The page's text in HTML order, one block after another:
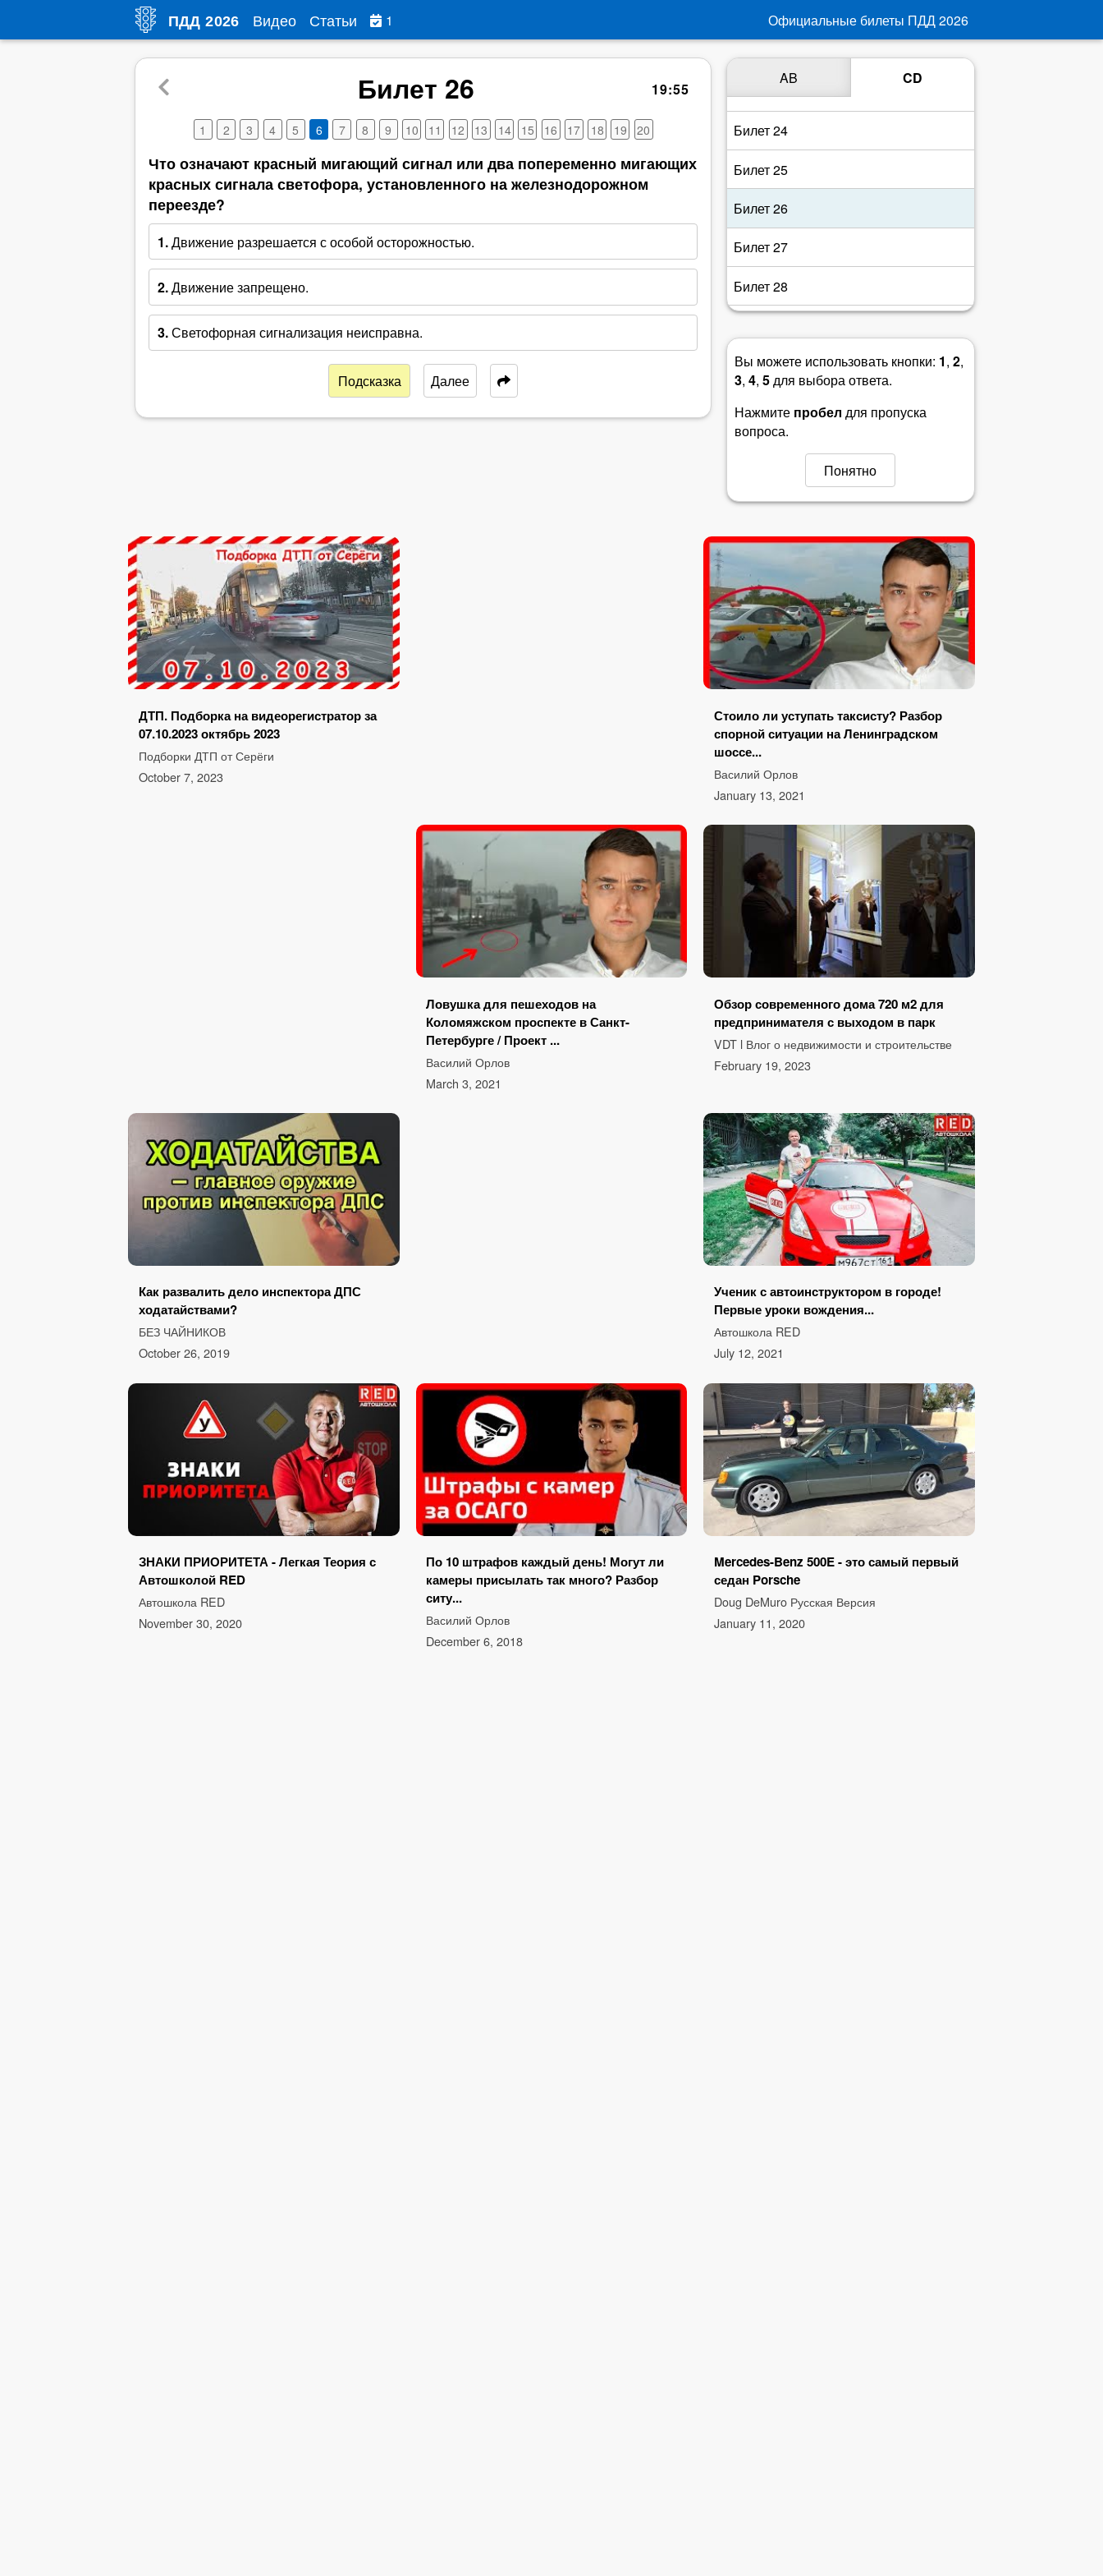
Билет 26 19:54
1 2 3 4 5 6 7 8 9 10 11 12 13 14 15 16 17 18 19 20
Что означают красный мигающий сигнал или два попеременно мигающих
красных сигнала светофора, установленного на железнодорожном
переезде?
1.Движение разрешается с особой осторожностью.
2.Движение запрещено.
3.Светофорная сигнализация неисправна.
Подсказка Далее
ПДД2026 Видео Статьи 1 Официальные билеты ПДД2026
AB CD
Билет 21
Билет 22
Билет 23
Билет 24
Билет 25
Билет 26
Билет 27
Билет 28
Билет 30
Билет 31
Билет 32
Билет 35
Билет 36
Билет 37
Билет 38
Билет 39
Билет 40
Вы можете использовать кнопки: 1,2,
3, 4,5для выбора ответа.
Нажмите пробел для пропуска
вопроса.
Понятно
ДТП. Подборка на видеорегистратор за
07.10.2023 октябрь 2023
Подборки ДТП от Серёги
October 7, 2023
Стоило ли уступать таксисту? Разбор
спорной ситуации на Ленинградском
шоссе...
Василий Орлов
January 13, 2021
Ловушка для пешеходов на
Коломяжском проспекте в Санкт-
Петербурге / Проект ...
Василий Орлов
March 3, 2021
Обзор современного дома 720 м2 для
предпринимателя с выходом в парк
VDT l Влог о недвижимости и строительстве
February 19, 2023
Как развалить дело инспектора ДПС
ходатайствами?
БЕЗ ЧАЙНИКОВ
October 26, 2019
Ученик с автоинструктором в городе!
Первые уроки вождения...
Автошкола RED
July 12, 2021
ЗНАКИ ПРИОРИТЕТА - Легкая Теория с
Автошколой RED
Автошкола RED
November 30, 2020
По 10 штрафов каждый день! Могут ли
камеры присылать так много? Разбор
ситу...
Василий Орлов
December 6, 2018
Mercedes-Benz 500E - это самый первый
седан Porsche
Doug DeMuro Русская Версия
January 11, 2020